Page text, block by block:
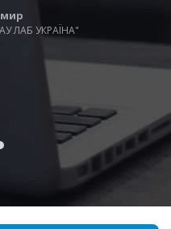
ЛАБ УКРАЇНА"